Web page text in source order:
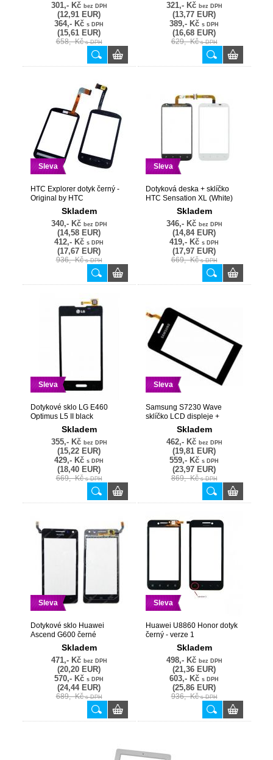
301,- Kč bez DPH
(12,91 EUR)
364,- Kč s DPH
(15,61 EUR)
658,- Kčs DPH
321,- Kč bez DPH
(13,77 EUR)
389,- Kč s DPH
(16,68 EUR)
629,- Kčs DPH
Sleva
HTC Explorer dotyk černý -
Original by HTC
Skladem
340,- Kč bez DPH
(14,58 EUR)
412,- Kč s DPH
(17,67 EUR)
936,- Kčs DPH
Sleva
Dotyková deska + sklíčko
HTC Sensation XL (White)
Skladem
346,- Kč bez DPH
(14,84 EUR)
419,- Kč s DPH
(17,97 EUR)
669,- Kčs DPH
Sleva
Dotykové sklo LG E460
Optimus L5 II black
Skladem
355,- Kč bez DPH
(15,22 EUR)
429,- Kč s DPH
(18,40 EUR)
669,- Kčs DPH
Sleva
Samsung S7230 Wave
sklíčko LCD displeje +
dotyková deska - originální
Skladem
462,- Kč bez DPH
(19,81 EUR)
559,- Kč s DPH
(23,97 EUR)
869,- Kčs DPH
Sleva
Dotykové sklo Huawei
Ascend G600 černé
Skladem
471,- Kč bez DPH
(20,20 EUR)
570,- Kč s DPH
(24,44 EUR)
689,- Kčs DPH
Sleva
Huawei U8860 Honor dotyk
černý - verze 1
Skladem
498,- Kč bez DPH
(21,36 EUR)
603,- Kč s DPH
(25,86 EUR)
936,- Kčs DPH